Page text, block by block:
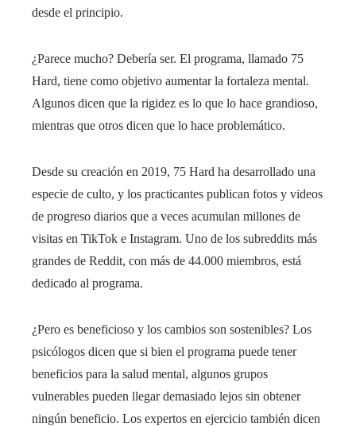
desde el principio.
¿Parece mucho? Debería ser. El programa, llamado 75
Hard, tiene como objetivo aumentar la fortaleza mental.
Algunos dicen que la rigidez es lo que lo hace grandioso,
mientras que otros dicen que lo hace problemático.
Desde su creación en 2019, 75 Hard ha desarrollado una
especie de culto, y los practicantes publican fotos y videos
de progreso diarios que a veces acumulan millones de
visitas en TikTok e Instagram. Uno de los subreddits más
grandes de Reddit, con más de 44.000 miembros, está
dedicado al programa.
¿Pero es beneficioso y los cambios son sostenibles? Los
psicólogos dicen que si bien el programa puede tener
beneficios para la salud mental, algunos grupos
vulnerables pueden llegar demasiado lejos sin obtener
ningún beneficio. Los expertos en ejercicio también dicen